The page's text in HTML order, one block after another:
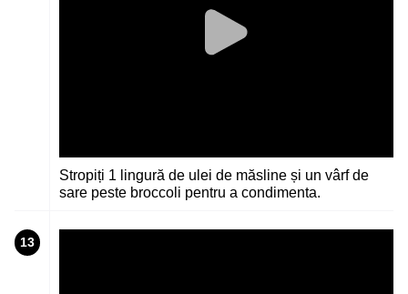
Stropiți 1 lingură de ulei de măsline și un vârf de
sare peste broccoli pentru a condimenta.
13